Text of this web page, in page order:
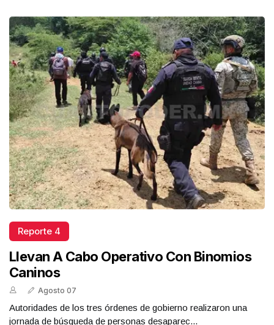
Reporte 4
Llevan A Cabo Operativo Con Binomios
Caninos
Agosto 07
Autoridades de los tres órdenes de gobierno realizaron una
jornada de búsqueda de personas desaparec...